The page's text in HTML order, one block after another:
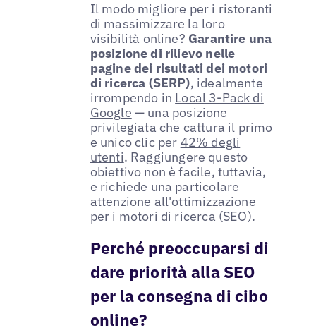
Il modo migliore per i ristoranti
di massimizzare la loro
visibilità online? Garantire una
posizione di rilievo nelle
pagine dei risultati dei motori
di ricerca (SERP), idealmente
irrompendo in Local 3-Pack di
Google — una posizione
privilegiata che cattura il primo
e unico clic per 42% degli
utenti. Raggiungere questo
obiettivo non è facile, tuttavia,
e richiede una particolare
attenzione all'ottimizzazione
per i motori di ricerca (SEO).
Perché preoccuparsi di
dare priorità alla SEO
per la consegna di cibo
online?